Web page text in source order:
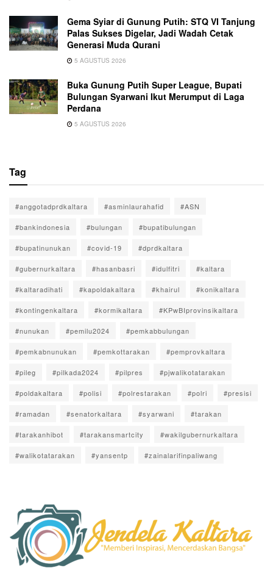
Gema Syiar di Gunung Putih: STQ VI Tanjung
Palas Sukses Digelar, Jadi Wadah Cetak
Generasi Muda Qurani
5 AGUSTUS 2026
Buka Gunung Putih Super League, Bupati
Bulungan Syarwani Ikut Merumput di Laga
Perdana
5 AGUSTUS 2026
Tag
#anggotadprdkaltara #asminlaurahafid #ASN
#bankindonesia #bulungan #bupatibulungan
#bupatinunukan #covid-19 #dprdkaltara
#gubernurkaltara #hasanbasri #idulfitri #kaltara
#kaltaradihati #kapoldakaltara #khairul #konikaltara
#kontingenkaltara #kormikaltara #KPwBIprovinsikaltara
#nunukan #pemilu2024 #pemkabbulungan
#pemkabnunukan #pemkottarakan #pemprovkaltara
#pileg #pilkada2024 #pilpres #pjwalikotatarakan
#poldakaltara #polisi #polrestarakan #polri #presisi
#ramadan #senatorkaltara #syarwani #tarakan
#tarakanhibot #tarakansmartcity #wakilgubernurkaltara
#walikotatarakan #yansentp #zainalarifinpaliwang